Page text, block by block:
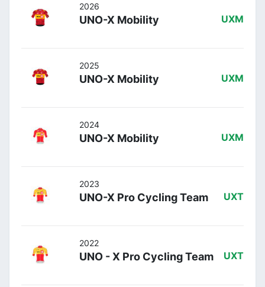
2026
UNO-X Mobility UXM
2025
UNO-X Mobility UXM
2024
UNO-X Mobility UXM
2023
UNO-X Pro Cycling Team UXT
2022
UNO - X Pro Cycling Team UXT